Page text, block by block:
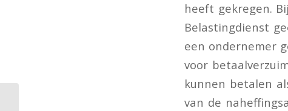
heeft gekregen.
Belastingdienst
een ondernemer
voor
kunnen betalen
van de